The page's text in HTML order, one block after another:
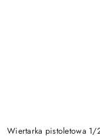
Wiertarka pistoletowa 1/